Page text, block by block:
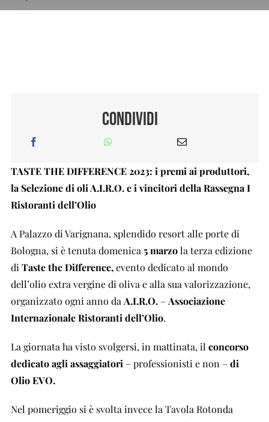
Condividi
TASTE THE DIFFERENCE 2023: i premi ai produttori,
la Selezione di oli A.I.R.O. e i vincitori della Rassegna I
Ristoranti dell’Olio
A Palazzo di Varignana, splendido resort alle porte di
Bologna, si è tenuta domenica 5 marzola terza edizione
di Taste the Difference,evento dedicato al mondo
dell’olio extra vergine di oliva e alla sua valorizzazione,
organizzato ogni anno da A.I.R.O.–Associazione
Internazionale Ristoranti dell’Olio.
La giornata ha visto svolgersi, in mattinata, il concorso
dedicato agli assaggiatori – professionisti e non –di
Olio EVO.
Nel pomeriggio si è svolta invece la Tavola Rotonda